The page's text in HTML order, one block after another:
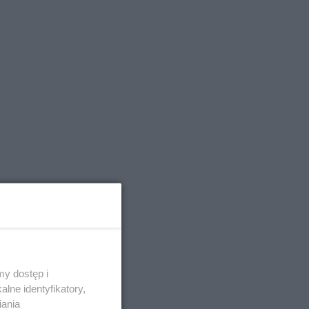
dostęp i
identyfikatory,